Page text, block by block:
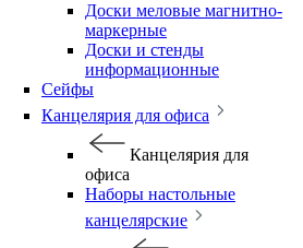
Доски меловые магнитно-
маркерные
Доски и стенды
информационные
Сейфы
Канцелярия для офиса
Канцелярия для
офиса
Наборы настольные
канцелярские